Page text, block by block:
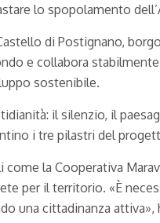
lo spopolamento
di Postignano,
e collabora
sostenibile.
il silenzio, il
i tre pilastri del
la Cooperativa
per il territorio. «È
una cittadinanza attiva»,